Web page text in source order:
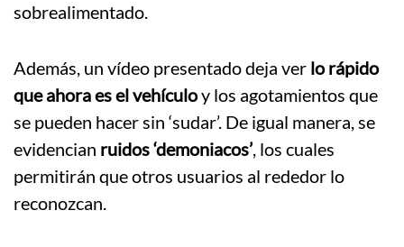
sobrealimentado.
Además, un vídeo presentado deja ver lo rápido
que ahora es el vehículoy los agotamientos que
se pueden hacer sin ‘sudar’. De igual manera, se
evidencian ruidos ‘demoniacos’, los cuales
permitirán que otros usuarios al rededor lo
reconozcan.